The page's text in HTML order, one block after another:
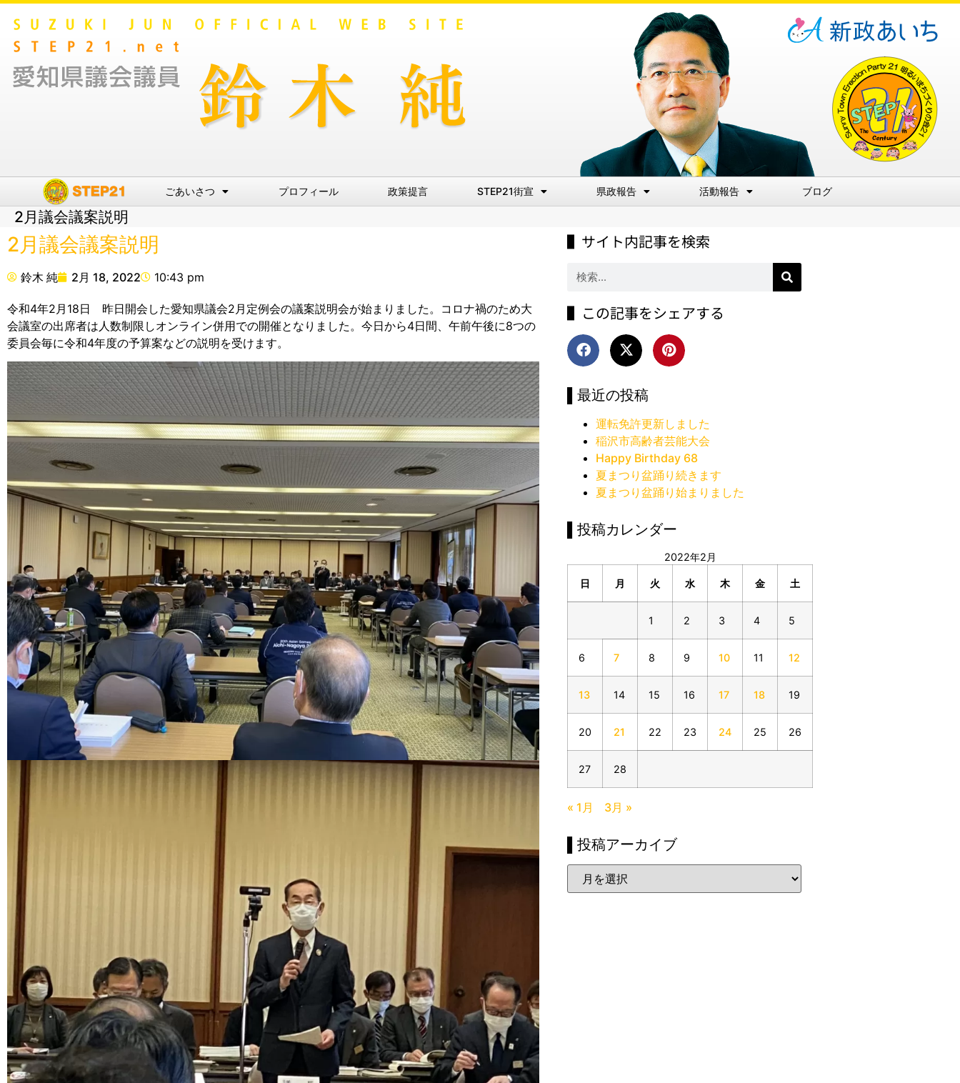
ごあいさつ プロフィール 政策提言 STEP21街宣 県政報告 活動報告 ブログ
2月議会議案説明
2月議会議案説明
鈴木 純 2月 18, 2022 10:43 pm
令和4年2月18日 昨日開会した愛知県議会2月定例会の議案説明会が始まりました。コロナ禍のため大
会議室の出席者は人数制限しオンライン併用での開催となりました。今日から4日間、午前午後に8つの
委員会毎に令和4年度の予算案などの説明を受けます。
▌サイト内記事を検索
▌この記事をシェアする
▌最近の投稿
運転免許更新しました
稲沢市高齢者芸能大会
Happy Birthday 68
夏まつり盆踊り続きます
夏まつり盆踊り始まりました
▌投稿カレンダー
2022年2月
日 月 火 水 木 金 土
1 2 3 4 5
6 7 8 9 10 11 12
13 14 15 16 17 18 19
20 21 22 23 24 25 26
27 28
« 1月 3月 »
▌投稿アーカイブ